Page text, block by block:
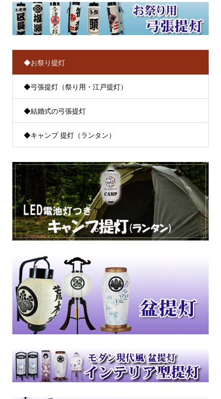
◆お祭り提灯
◆弓張提灯（祭り用・江戸提灯）
◆結婚式の弓張提灯
◆キャンプ 提灯（ランタン）